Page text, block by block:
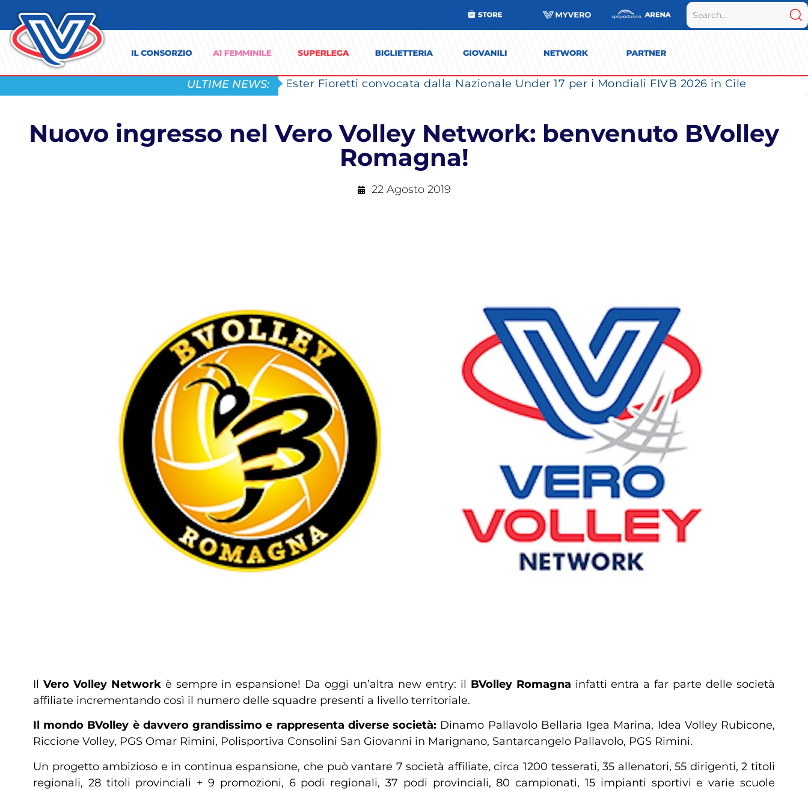
ULTIME NEWS: Ester Fioretti convocata dalla Nazionale Under 17 per i Mondiali FIVB 2026 in Cile
Nuovo ingresso nel Vero Volley Network: benvenuto BVolley
Romagna!
22 Agosto 2019
Il Vero Volley Networkè sempre in espansione! Da oggi un’altra new entry: il BVolley Romagna infatti entra a far parte delle società
affiliate incrementando così il numero delle squadre presenti a livello territoriale.
Il mondo BVolley è davvero grandissimo e rappresenta diverse società: Dinamo Pallavolo Bellaria Igea Marina, Idea Volley Rubicone,
Riccione Volley, PGS Omar Rimini, Polisportiva Consolini San Giovanni in Marignano, Santarcangelo Pallavolo, PGS Rimini.
Un progetto ambizioso e in continua espansione, che può vantare 7 società affiliate, circa 1200 tesserati, 35 allenatori, 55 dirigenti, 2 titoli
regionali, 28 titoli provinciali + 9 promozioni, 6 podi regionali, 37 podi provinciali, 80 campionati, 15 impianti sportivi e varie scuole